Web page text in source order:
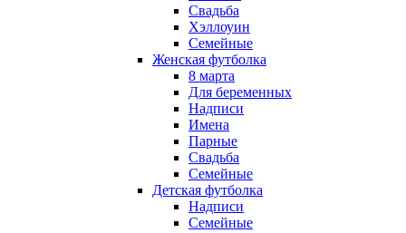
Свадьба
Хэллоуин
Семейные
Женская футболка
8 марта
Для беременных
Надписи
Имена
Парные
Свадьба
Семейные
Детская футболка
Надписи
Семейные